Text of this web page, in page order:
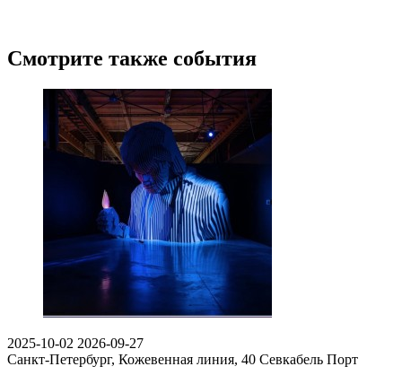
Смотрите также события
2025-10-02 2026-09-27
Санкт-Петербург, Кожевенная линия, 40 Севкабель Порт